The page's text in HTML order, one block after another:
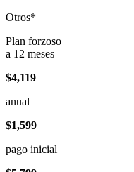
Otros*
Plan forzoso
a 12 meses
$4,119
anual
$1,599
pago inicial